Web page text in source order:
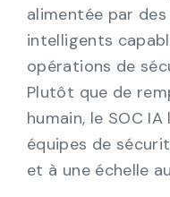
alimentée par
intelligents
opérations de
Plutôt que de
humain, le SOC
équipes de
et à une échelle